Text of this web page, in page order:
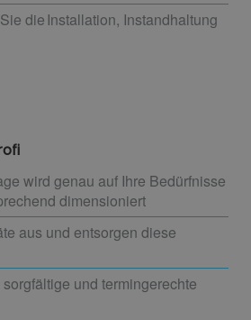
die Installation, Instandhaltung
wird genau auf Ihre Bedürfnisse
dimensioniert
aus und entsorgen diese
und termingerechte